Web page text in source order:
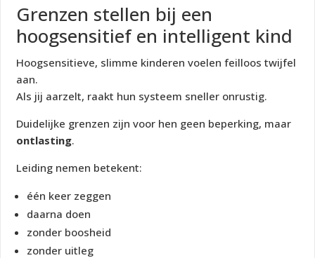
Grenzen stellen bij een
hoogsensitief en intelligent kind
Hoogsensitieve, slimme kinderen voelen feilloos twijfel
aan.
Als jij aarzelt, raakt hun systeem sneller onrustig.
Duidelijke grenzen zijn voor hen geen beperking, maar
ontlasting.
Leiding nemen betekent:
één keer zeggen
daarna doen
zonder boosheid
zonder uitleg